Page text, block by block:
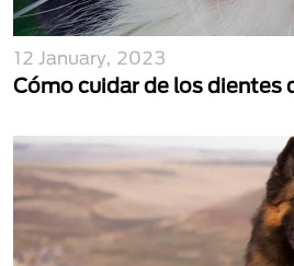
12 January, 2023
Cómo cuidar de los dientes